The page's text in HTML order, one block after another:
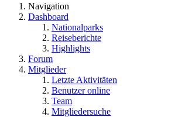
Navigation
Dashboard
Nationalparks
Reiseberichte
Highlights
Forum
Mitglieder
Letzte Aktivitäten
Benutzer online
Team
Mitgliedersuche